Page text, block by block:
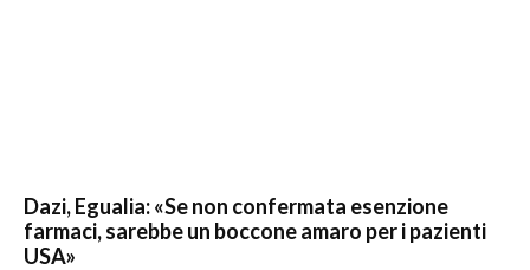
Dazi, Egualia: «Se non confermata esenzione
farmaci, sarebbe un boccone amaro per i pazienti
USA»